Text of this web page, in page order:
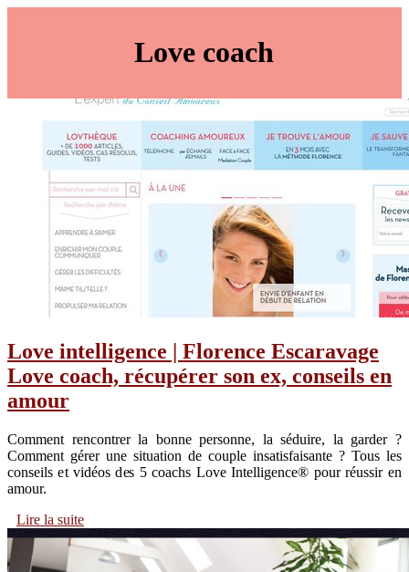
Love coach
Love in­telli­gen­ce | Florence Escaravage
Love coach, récupérer son ex, conseils en
amour
Comment rencontrer la bonne personne, la séduire, la garder ?
Comment gérer une situation de couple insatisfaisante ? Tous les
conseils et vidéos des 5 coachs Love Intelligence® pour réussir en
amour.
Lire la suite